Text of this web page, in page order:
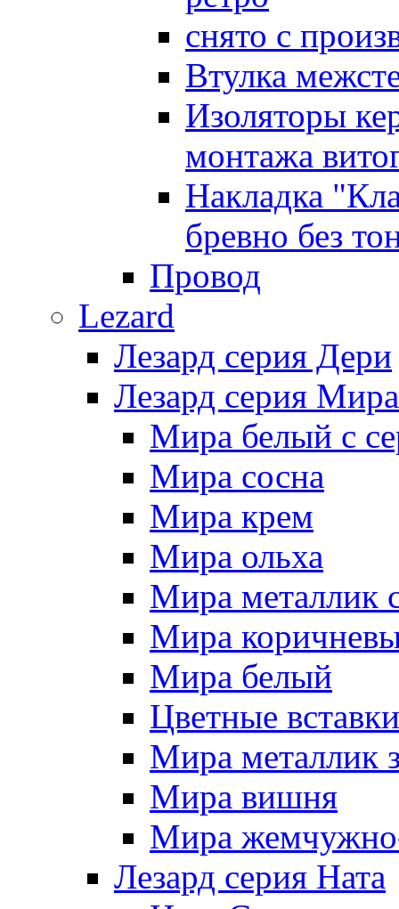
снято с
Втулка
Изоляторы
монтажа
Накладка
бревно без
Провод
Lezard
Лезард серия Дери
Лезард серия Мира
Мира белый c
Мира сосна
Мира крем
Мира ольха
Мира металлик
Мира
Мира белый
Цветные вставки
Мира металлик
Мира вишня
Мира
Лезард серия Ната